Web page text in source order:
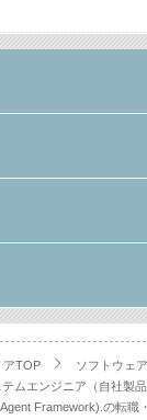
アTOP ソフトウェ
テムエンジニア（自社製品
Framework).の転職